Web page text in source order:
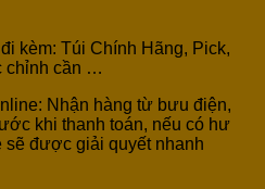
kèm: Túi Chính Hãng, Pick,
chỉnh cần …
Nhận hàng từ bưu điện,
khi thanh toán, nếu có hư
sẽ được giải quyết nhanh